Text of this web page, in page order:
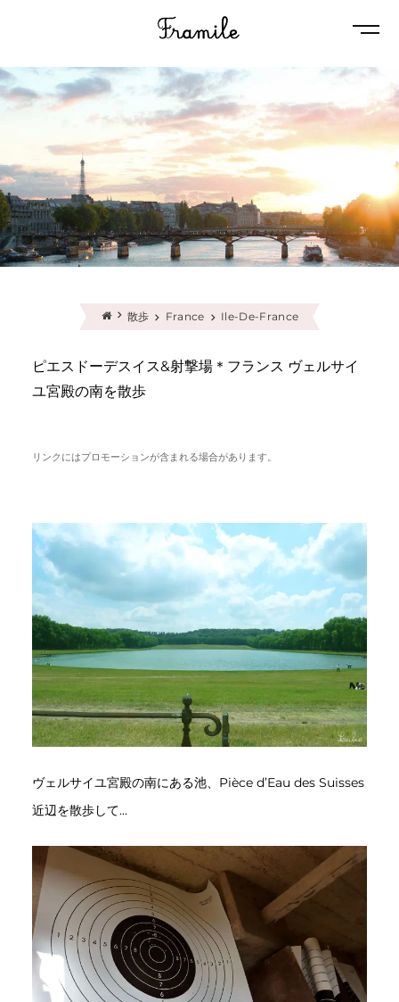
散歩 France Ile-De-France
ピエスドーデスイス&射撃場＊フランス ヴェルサイ
ユ宮殿の南を散歩
リンクにはプロモーションが含まれる場合があります。
ヴェルサイユ宮殿の南にある池、Pièce d’Eau des Suisses
近辺を散歩して…